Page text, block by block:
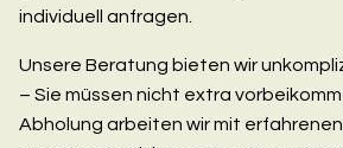
individuell anfragen.
Unsere Beratung bieten wir
– Sie müssen nicht extra
Abholung arbeiten wir mit